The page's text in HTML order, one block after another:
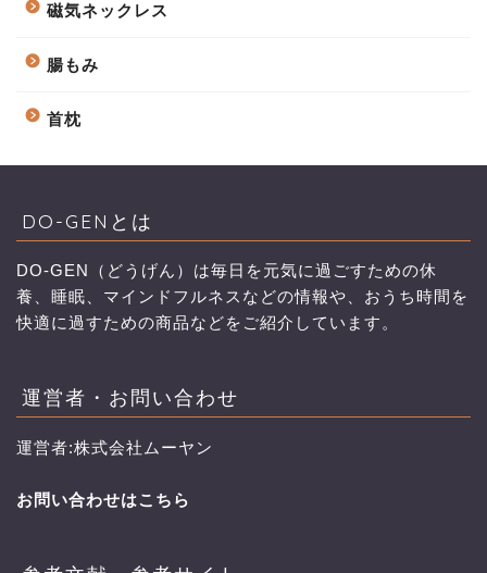
磁気ネックレス
腸もみ
首枕
DO-GENとは
DO-GEN（どうげん）は毎日を元気に過ごすための休
養、睡眠、マインドフルネスなどの情報や、おうち時間を
快適に過すための商品などをご紹介しています。
運営者・お問い合わせ
運営者:株式会社ムーヤン
お問い合わせはこちら